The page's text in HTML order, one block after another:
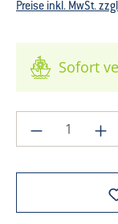
Preise inkl. MwSt.
Sofort
Produkt